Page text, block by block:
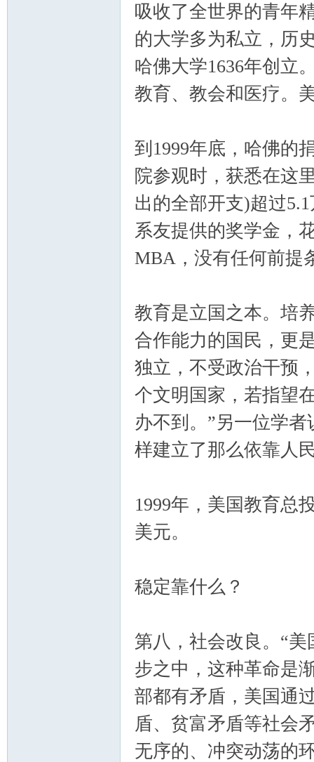
吸收了全世界的青年
的大学多为私立，历
哈佛大学1636年创立
教育、教会和医疗。
到1999年底，哈佛的
院参观时，获悉在这
出的全部开支)超过
系友提供的奖学金，
MBA，没有任何前提
教育是立国之本。培
合作能力的国民，更
独立，不受政治干预
个文明国家，若指望
办不到。”另一位学
样建立了那么依靠人
1999年，美国教育总
美元。
稳定靠什么？
第八，社会改良。“
步之中，这种革命是
部都有矛盾，美国通
盾、贫富矛盾等社会
无序的、冲突动荡的